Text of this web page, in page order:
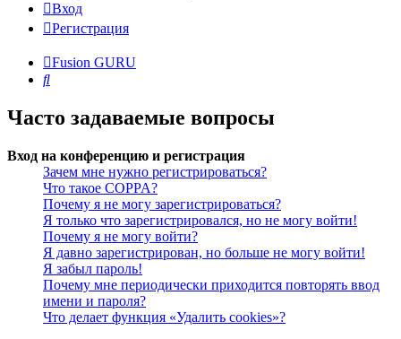
Вход
Регистрация
Fusion GURU
Поиск
Часто задаваемые вопросы
Вход на конференцию и регистрация
Зачем мне нужно регистрироваться?
Что такое COPPA?
Почему я не могу зарегистрироваться?
Я только что зарегистрировался, но не могу войти!
Почему я не могу войти?
Я давно зарегистрирован, но больше не могу войти!
Я забыл пароль!
Почему мне периодически приходится повторять ввод
имени и пароля?
Что делает функция «Удалить cookies»?